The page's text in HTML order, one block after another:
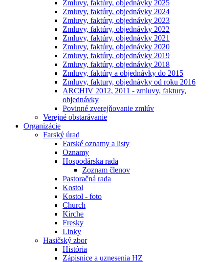
Zmluvy, faktúry, objednávky 2025
Zmluvy, faktúry, objednávky 2024
Zmluvy, faktúry, objednávky 2023
Zmluvy, faktúry, objednávky 2022
Zmluvy, faktúry, objednávky 2021
Zmluvy, faktúry, objednávky 2020
Zmluvy, faktúry, objednávky 2019
Zmluvy, faktúry, objednávky 2018
Zmluvy, faktúry a objednávky do 2015
Zmluvy, faktury, objednávky od roku 2016
ARCHIV 2012, 2011 - zmluvy, faktury,
objednávky
Povinné zverejňovanie zmlúv
Verejné obstarávanie
Organizácie
Farský úrad
Farské oznamy a listy
Oznamy
Hospodárska rada
Zoznam členov
Pastoračná rada
Kostol
Kostol - foto
Church
Kirche
Fresky
Linky
Hasičský zbor
História
Zápisnice a uznesenia HZ